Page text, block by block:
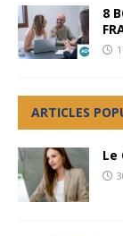
8
ARTICLES
Le